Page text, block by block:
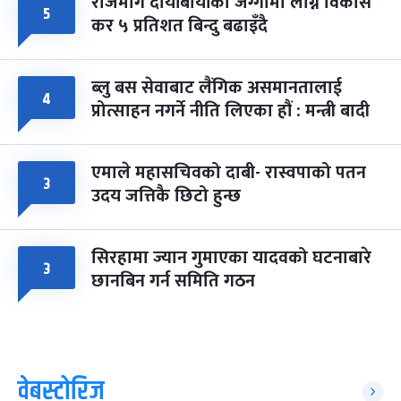
५ कर ५ प्रतिशत बिन्दु बढाइँदै
४ ब्लु बस सेवाबाट लैंगिक असमानतालाई
प्रोत्साहन नगर्ने नीति लिएका हौं : मन्त्री बादी
३ एमाले महासचिवको दाबी- रास्वपाको पतन
उदय जत्तिकै छिटो हुन्छ
३ सिरहामा ज्यान गुमाएका यादवको घटनाबारे
छानबिन गर्न समिति गठन
वेबस्टोरिज